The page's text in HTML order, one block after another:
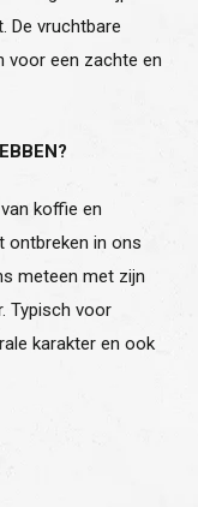
De vruchtbare
voor een zachte en
koffie en
ontbreken in ons
meteen met zijn
Typisch voor
karakter en ook